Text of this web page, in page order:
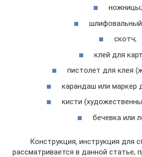
ножницы;
шлифовальный
скотч;
клей для
пистолет для клея
карандаш или маркер
кисти
бечевка или
Конструкция, инструкция для
рассматривается в данной статье,